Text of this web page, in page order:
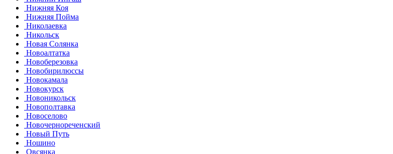
Нижняя Коя
Нижняя Пойма
Николаевка
Никольск
Новая Солянка
Новоалтатка
Новоберезовка
Новобирилюссы
Новокамала
Новокурск
Новоникольск
Новополтавка
Новоселово
Новочернореченский
Новый Путь
Ношино
Овсянка